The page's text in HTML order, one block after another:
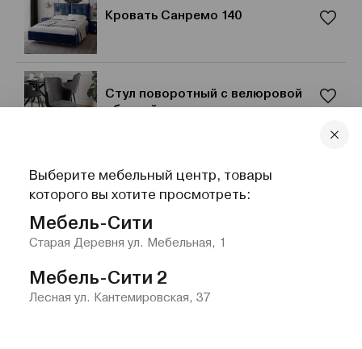
Кровать Санремо 140
Стул поворотный с велюровой
обивкой
Стул «Микки» с подлокотниками,
велюр
Выберите мебельный центр, товары
которого вы хотите просмотреть:
Мебель-Сити
Старая Деревня ул. Мебельная, 1
Мебель-Сити 2
Лесная ул. Кантемировская, 37